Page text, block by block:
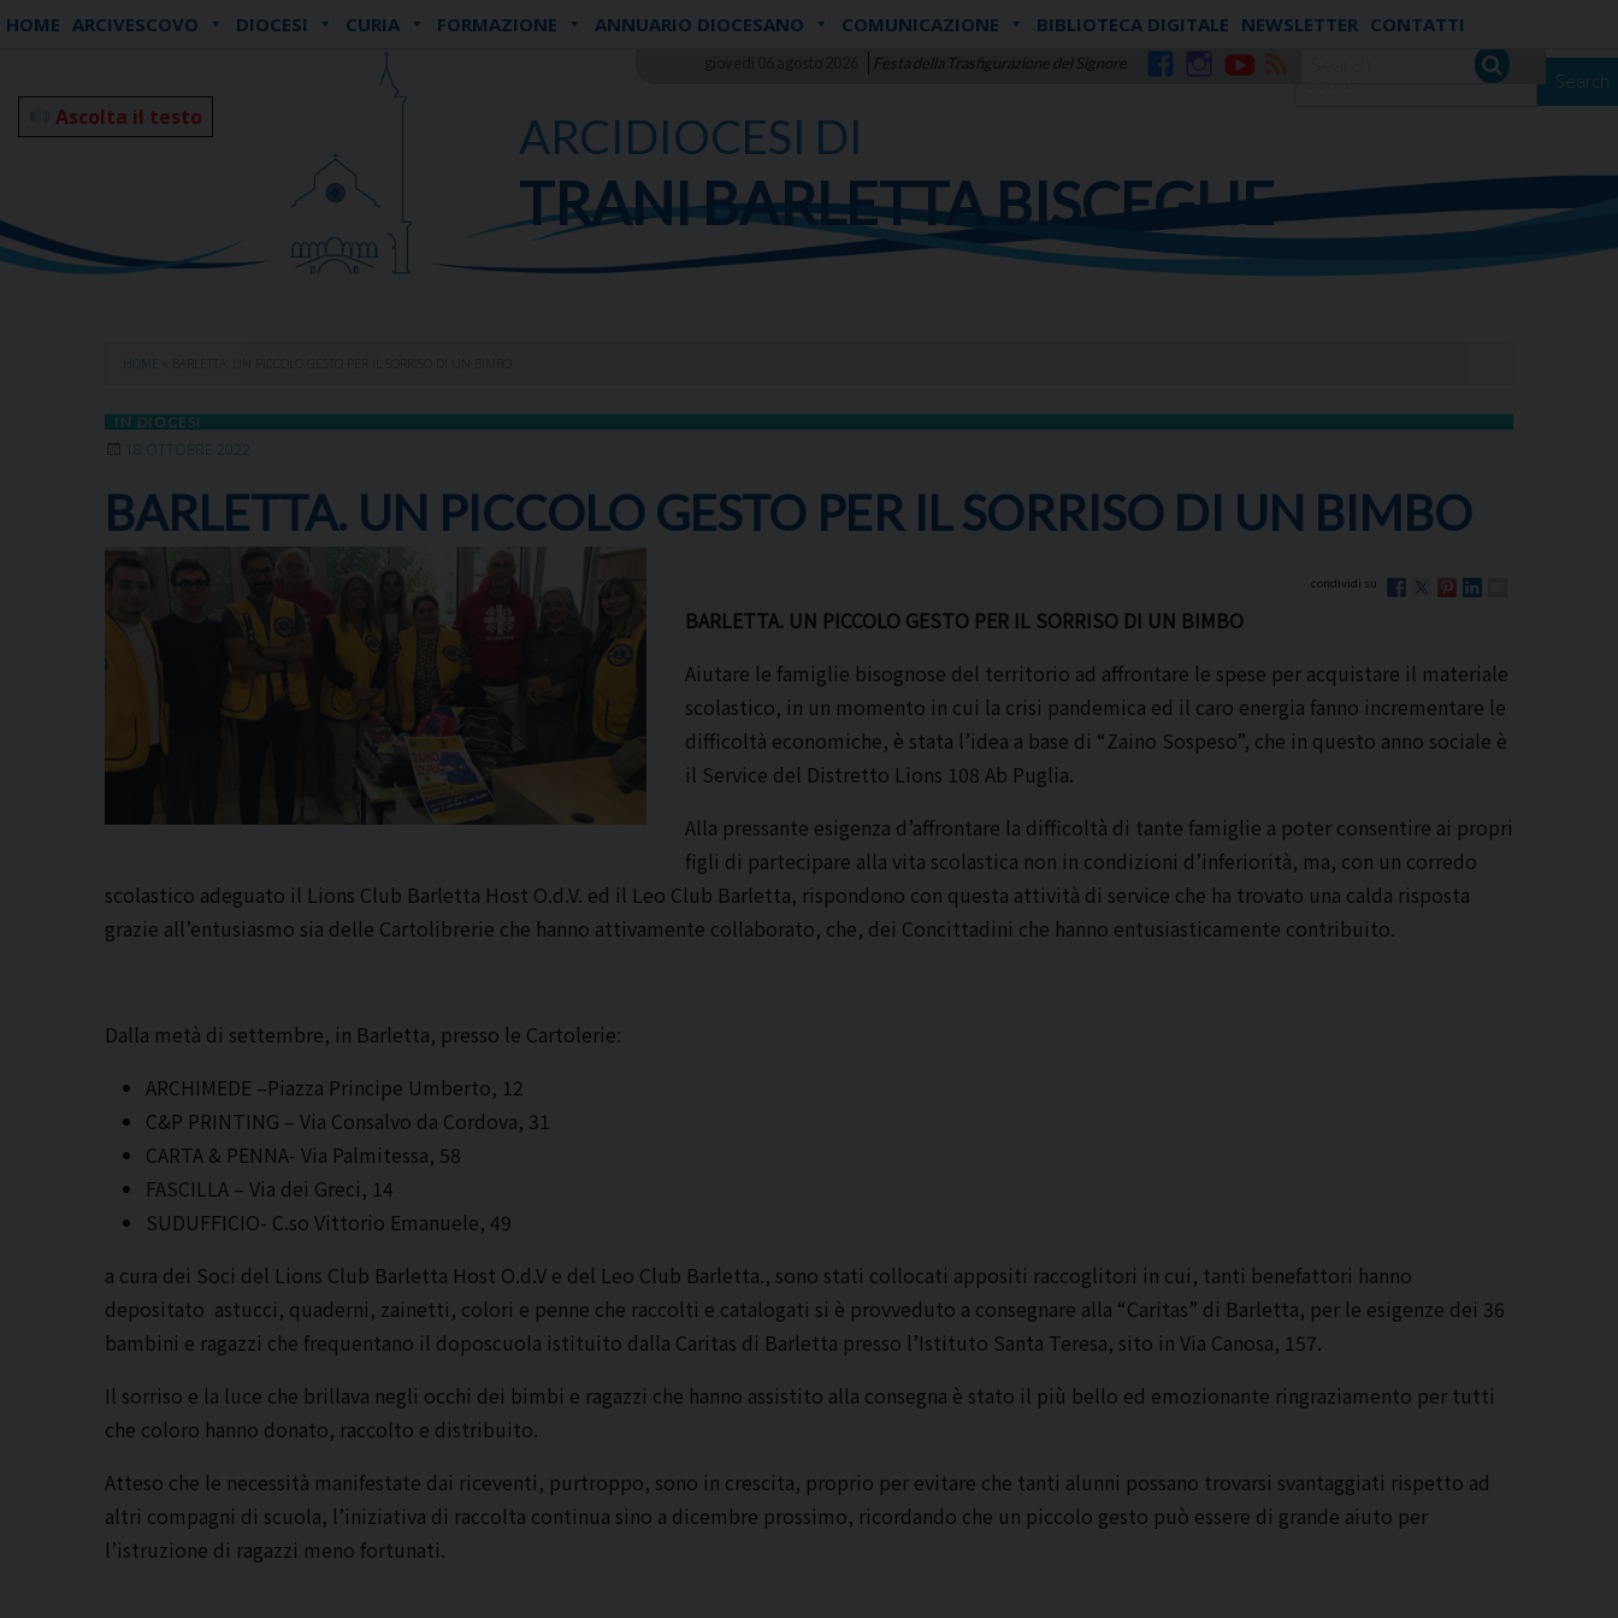
Skip
Festa della Trasfigurazione del Signore
HOME ARCIVESCOVO DIOCESI CURIA FORMAZIONE ANNUARIO DIOCESANO COMUNICAZIONE BIBLIOTECA DIGITALE NEWSLETTER CONTATTI
Search
ARCIDIOCESI DI
TRANI BARLETTA BISCEGLIE
Ascolta il testo
HOME
IN DIOCESI
18 OTTOBRE 2022
BARLETTA. UN PICCOLO GESTO PER IL SORRISO DI UN BIMBO
BARLETTA. UN PICCOLO GESTO PER IL SORRISO DI UN BIMBO
Aiutare le famiglie bisognose del territorio ad affrontare le spese per acquistare il materiale
scolastico, in un momento in cui la crisi pandemica ed il caro energia fanno incrementare le
difficoltà economiche, è stata l’idea a base di “Zaino Sospeso”, che in questo anno sociale è
il Service del Distretto Lions 108 Ab Puglia.
Alla pressante esigenza d’affrontare la difficoltà di tante famiglie a poter consentire ai propri
figli di partecipare alla vita scolastica non in condizioni d’inferiorità, ma, con un corredo
scolastico adeguato il Lions Club Barletta Host O.d.V. ed il Leo Club Barletta, rispondono con questa attività di service che ha trovato una calda risposta
grazie all’entusiasmo sia delle Cartolibrerie che hanno attivamente collaborato, che, dei Concittadini che hanno entusiasticamente contribuito.
Dalla metà di settembre, in Barletta, presso le Cartolerie:
ARCHIMEDE –Piazza Principe Umberto, 12
C&P PRINTING – Via Consalvo da Cordova, 31
CARTA & PENNA- Via Palmitessa, 58
FASCILLA – Via dei Greci, 14
SUDUFFICIO- C.so Vittorio Emanuele, 49
a cura dei Soci del Lions Club Barletta Host O.d.V e del Leo Club Barletta., sono stati collocati appositi raccoglitori in cui, tanti benefattori hanno
depositato astucci, quaderni, zainetti, colori e penne che raccolti e catalogati si è provveduto a consegnare alla “Caritas” di Barletta, per le esigenze dei 36
bambini e ragazzi che frequentano il doposcuola istituito dalla Caritas di Barletta presso l’Istituto Santa Teresa, sito in Via Canosa, 157.
Il sorriso e la luce che brillava negli occhi dei bimbi e ragazzi che hanno assistito alla consegna è stato il più bello ed emozionante ringraziamento per tutti
che coloro hanno donato, raccolto e distribuito.
Atteso che le necessità manifestate dai riceventi, purtroppo, sono in crescita, proprio per evitare che tanti alunni possano trovarsi svantaggiati rispetto ad
altri compagni di scuola, l’iniziativa di raccolta continua sino a dicembre prossimo, ricordando che un piccolo gesto può essere di grande aiuto per
l’istruzione di ragazzi meno fortunati.